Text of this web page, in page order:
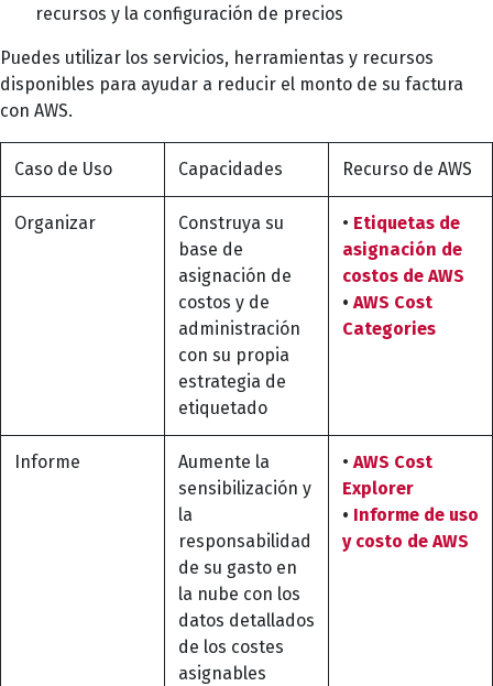
recursos y la configuración de precios
Puedes utilizar los servicios, herramientas y recursos
disponibles para ayudar a reducir el monto de su factura
con AWS.
Caso de Uso Capacidades Recurso de AWS
Organizar
Construya su
base de
asignación de
costos y de
administración
con su propia
estrategia de
etiquetado
• Etiquetas de
asignación de
costos de AWS
• AWS Cost
Categories
Informe
Aumente la
sensibilización y
la
responsabilidad
de su gasto en
la nube con los
datos detallados
de los costes
asignables
• AWS Cost
Explorer
• Informe de uso
y costo de AWS